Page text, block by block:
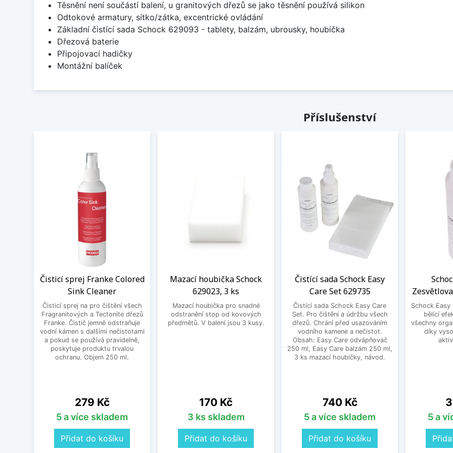
Těsnění není součástí balení, u granitových dřezů se jako těsnění používá silikon
Odtokové armatury, sítko/zátka, excentrické ovládání
Základní čistící sada Schock 629093 - tablety, balzám, ubrousky, houbička
Dřezová baterie
Připojovací hadičky
Montážní balíček
Příslušenství
Čisticí sprej Franke Colored
Sink Cleaner
Čisticí sprej na pro čištění všech
Fragranitových a Tectonite dřezů
Franke. Čistič jemně odstraňuje
vodní kámen s dalšími nečistotami
a pokud se používá pravidelně,
poskytuje produktu trvalou
ochranu. Objem 250 ml.
Cena
279 Kč
5 a více skladem
Přidat do košíku
Mazací houbička Schock
629023, 3 ks
Mazací houbička pro snadné
odstranění stop od kovových
předmětů. V balení jsou 3 kusy.
Cena
170 Kč
3 ks skladem
Přidat do košíku
Čistící sada Schock Easy
Care Set 629735
Čistící sada Schock Easy Care
Set. Pro čištění a údržbu všech
dřezů. Chrání před usazováním
vodního kamene a nečistot.
Obsah: Easy Care odvápňovač
250 ml, Easy Care balzám 250 ml,
3 ks mazací houbičky, návod.
Cena
740 Kč
5 a více skladem
Přidat do košíku
Schock Easy
bělící
všechny
díky
5 a